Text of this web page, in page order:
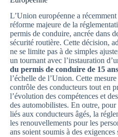
L’Union européenne a
réforme majeure de la
permis de conduire, ancrée dans
sécurité routière. Cette décision,
ne se limite pas à de simples
un tournant avec l’instauration
du permis de conduire de 15 ans
l’échelle de l’Union. Cette
contrôle des conducteurs tout en
l’évolution des compétences et
des automobilistes. En outre, pour
liés aux conducteurs âgés, la
les renouvellements pour les
ans soient soumis à des exigences